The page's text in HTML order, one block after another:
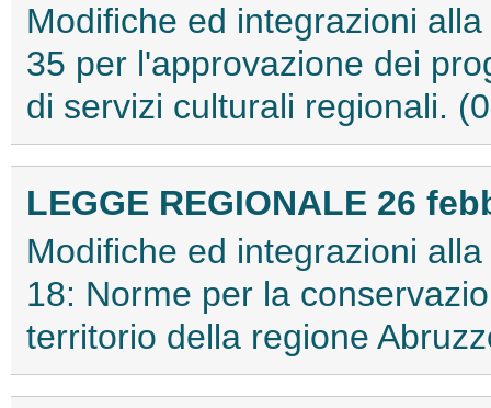
Modifiche ed integrazioni
35 per l'approvazione dei
di servizi culturali regionali.
LEGGE REGIONALE 26
Modifiche ed integrazioni
18: Norme per la
territorio della regione